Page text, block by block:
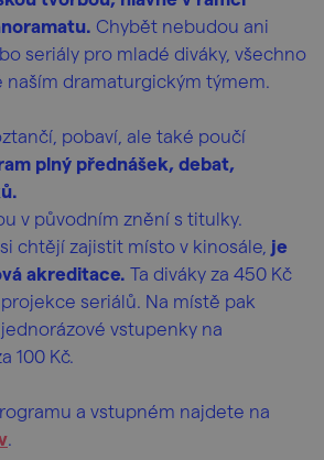
Chybět nebudou ani
seriály pro mladé diváky, všechno
naším dramaturgickým týmem.
pobaví, ale také poučí
plný přednášek, debat,
v původním znění s titulky.
chtějí zajistit místo v kinosále, je
akreditace. Ta diváky za 450 Kč
seriálů. Na místě pak
vstupenky na
100 Kč.
a vstupném najdete na
.